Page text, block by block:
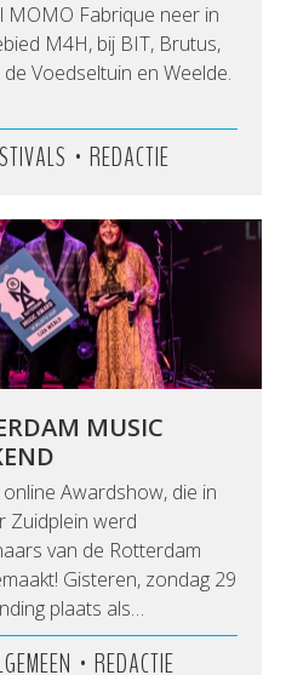
Fabrique neer in
M4H, bij BIT, Brutus,
Voedseltuin en Weelde.
• REDACTIE
MUSIC
Awardshow, die in
Zuidplein werd
van de Rotterdam
Gisteren, zondag 29
plaats als…
• REDACTIE